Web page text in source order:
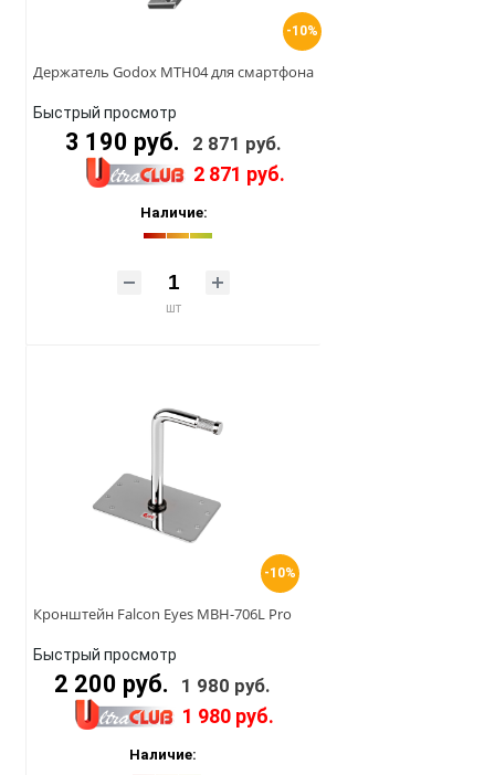
-10%
Держатель Godox MTH04 для смартфона
Быстрый просмотр
3 190 руб. 2 871 руб.
2 871 руб.
Наличие:
шт
-10%
Кронштейн Falcon Eyes MBH-706L Pro
Быстрый просмотр
2 200 руб. 1 980 руб.
1 980 руб.
Наличие: